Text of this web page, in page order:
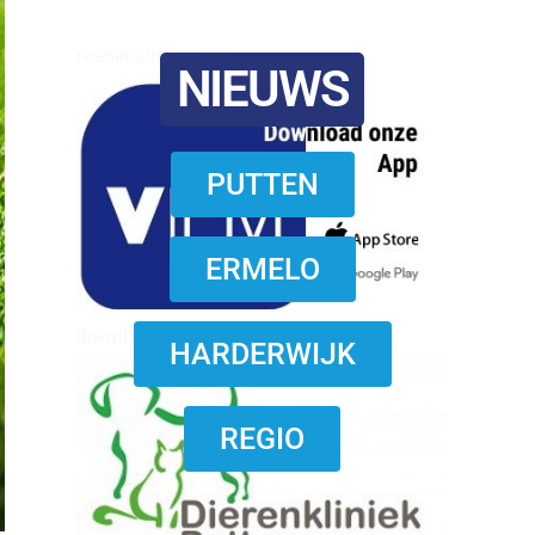
reanimatie ermelo
NIEUWS
PUTTEN
ERMELO
HARDERWIJK
REGIO